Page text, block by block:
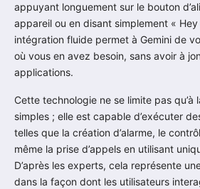
appuyant longuement sur le bouton
appareil ou en disant simplement «
intégration fluide permet à Gemini de
où vous en avez besoin, sans avoir à
applications.
Cette technologie ne se limite pas qu’à
simples ; elle est capable d’exécuter
telles que la création d’alarme, le
même la prise d’appels en utilisant
D’après les experts, cela représente
dans la façon dont les utilisateurs